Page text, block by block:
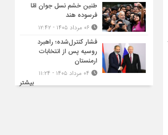
طنین خشم نسل جوان امّا
فرسوده هند
فشار کنترل‌شده؛ راهبرد
روسیه پس از انتخابات
ارمنستان
بیشتر